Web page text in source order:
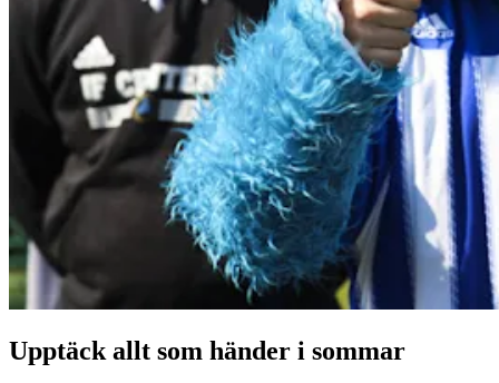
Upptäck allt som händer i sommar